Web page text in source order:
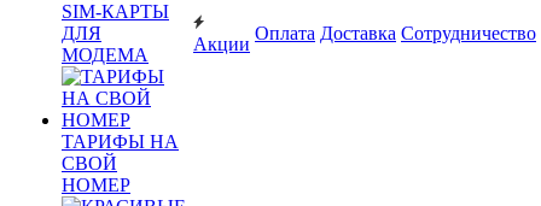
SIM-КАРТЫ
ДЛЯ
МОДЕМА
ТАРИФЫ НА
СВОЙ
НОМЕР
Акции
Оплата Доставка Сотрудничество